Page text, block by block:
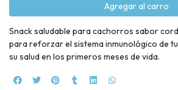
Agregar al carro
Snack saludable para cachorros sabor
para reforzar el sistema inmunológico de
su salud en los primeros meses de vida.